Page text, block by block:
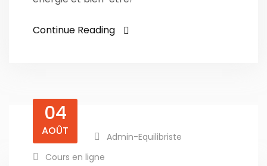
Continue Reading
04
AOÛT
Admin-Equilibriste
Cours en ligne